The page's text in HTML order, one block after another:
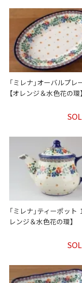
「ミレナ」オーバルプレ
【オレンジ＆水色花の環】
「ミレナ」ティーポット
レンジ＆水色花の環】